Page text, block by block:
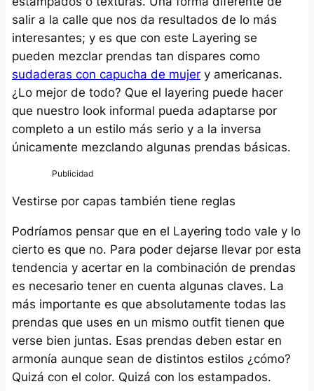
salir a la calle que nos da resultados de lo más
interesantes; y es que con este Layering se
pueden mezclar prendas tan dispares como
sudaderas con capucha de mujery americanas.
¿Lo mejor de todo? Que el layering puede hacer
que nuestro look informal pueda adaptarse por
completo a un estilo más serio y a la inversa
únicamente mezclando algunas prendas básicas.
Vestirse por capas también tiene reglas
Podríamos pensar que en el Layering todo vale y lo
cierto es que no. Para poder dejarse llevar por esta
tendencia y acertar en la combinación de prendas
es necesario tener en cuenta algunas claves. La
más importante es que absolutamente todas las
prendas que uses en un mismo outfit tienen que
verse bien juntas. Esas prendas deben estar en
armonía aunque sean de distintos estilos ¿cómo?
Quizá con el color. Quizá con los estampados.